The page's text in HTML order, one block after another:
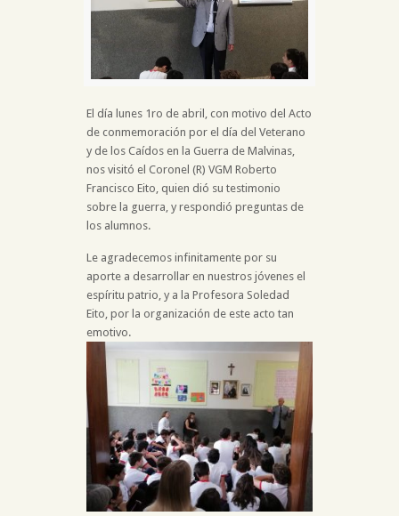
El día lunes 1ro de abril, con motivo del Acto
de conmemoración por el día del Veterano
y de los Caídos en la Guerra de Malvinas,
nos visitó el Coronel (R) VGM Roberto
Francisco Eito, quien dió su testimonio
sobre la guerra, y respondió preguntas de
los alumnos.
Le agradecemos infinitamente por su
aporte a desarrollar en nuestros jóvenes el
espíritu patrio, y a la Profesora Soledad
Eito, por la organización de este acto tan
emotivo.